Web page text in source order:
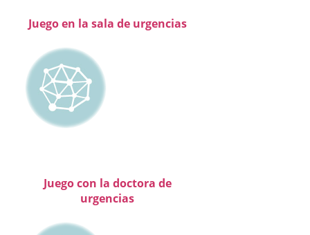
Juego en la sala de urgencias
Juego con la doctora de
urgencias